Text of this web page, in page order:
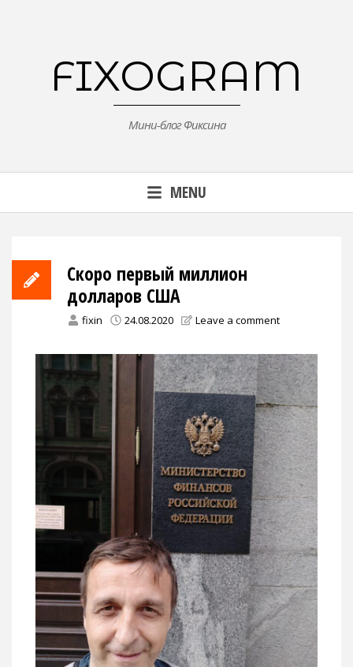
FIXOGRAM
Мини-блог Фиксина
MENU
Скоро первый миллион
долларов США
fixin 24.08.2020 Leave a comment